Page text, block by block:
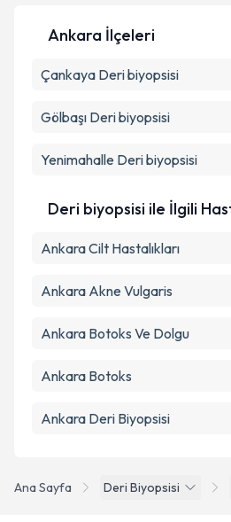
Metni'ni okudum ve kişisel
Ana Sayfa Deri Biyopsisi
Ankara İlçeleri
Çankaya Deri biyopsisi
Gölbaşı Deri biyopsisi
Yenimahalle Deri biyopsisi
Deri biyopsisi ile İlgili
Ankara Cilt Hastalıkları
Ankara Akne Vulgaris
Ankara Botoks Ve Dolgu
Ankara Botoks
Ankara Deri Biyopsisi